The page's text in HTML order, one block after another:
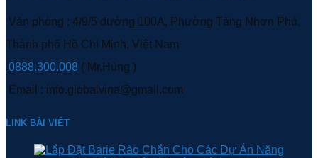
Văn phòng : 4/9/5 đường 100A, Phường Tăng Nhơn Phú,
Thành phố Hồ Chí Minh, Việt Nam
0888.300.008 ( Mr.Hùng )
Email : info.globalvina@gmail.com
LINK BÀI VIÊT